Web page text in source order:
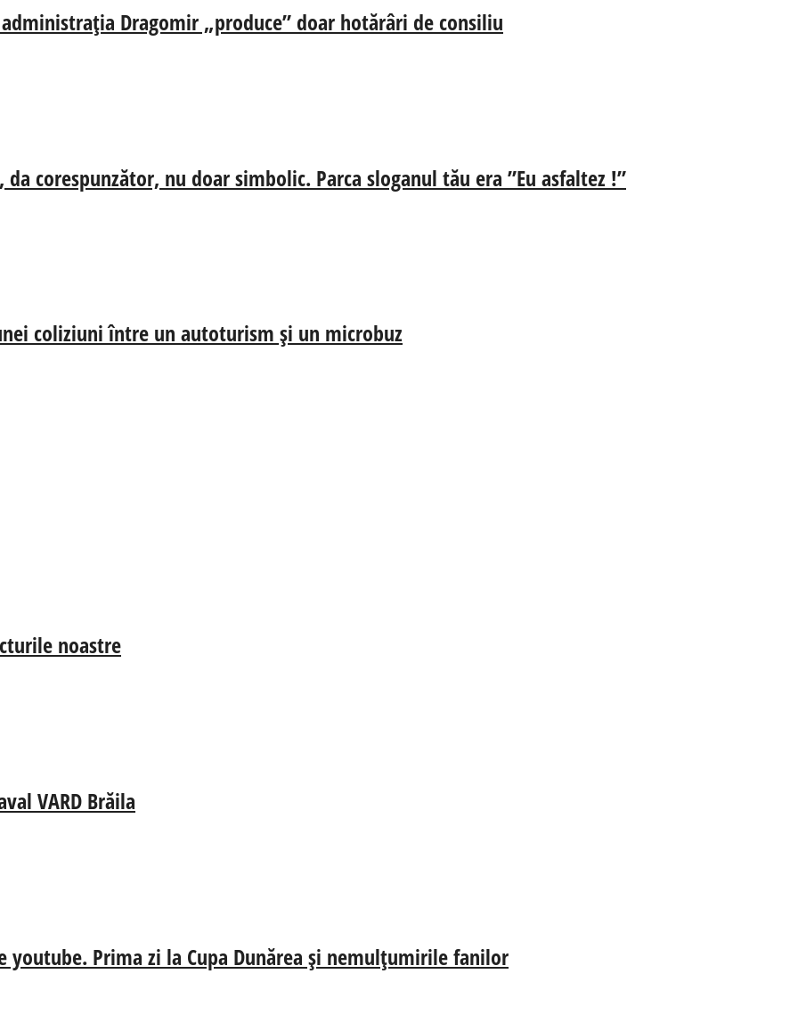
Dragomir „produce” doar hotărâri de consiliu
corespunzător, nu doar simbolic. Parca sloganul tău era ”Eu asfaltez !”
coliziuni între un autoturism și un microbuz
noastre
VARD Brăila
youtube. Prima zi la Cupa Dunărea și nemulțumirile fanilor